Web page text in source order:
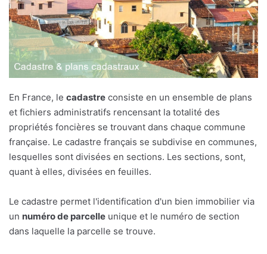
En France, le cadastre consiste en un ensemble de plans
et fichiers administratifs rencensant la totalité des
propriétés foncières se trouvant dans chaque commune
française. Le cadastre français se subdivise en communes,
lesquelles sont divisées en sections. Les sections, sont,
quant à elles, divisées en feuilles.
Le cadastre permet l'identification d'un bien immobilier via
un numéro de parcelle unique et le numéro de section
dans laquelle la parcelle se trouve.